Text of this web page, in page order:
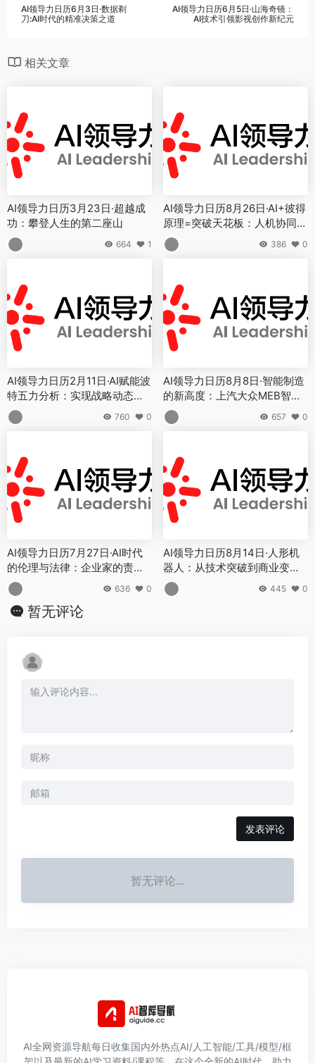
AI领导力日历6月3日·数据剃
刀:AI时代的精准决策之道
AI领导力日历6月5日·山海奇镜：
AI技术引领影视创作新纪元
相关文章
AI领导力日历3月23日·超越成
功：攀登人生的第二座山
664 1
AI领导力日历8月26日·AI+彼得
原理=突破天花板：人机协同的
领导力新范式
386 0
AI领导力日历2月11日·AI赋能波
特五力分析：实现战略动态调
整的新范式
760 0
AI领导力日历8月8日·智能制造
的新高度：上汽大众MEB智能
工厂的战略价值与实践启示
657 0
AI领导力日历7月27日·AI时代
的伦理与法律：企业家的责任
与机遇
636 0
AI领导力日历8月14日·人形机
器人：从技术突破到商业变革
的拐点
445 0
暂无评论
发表评论
暂无评论...
AI全网资源导航每日收集国内外热点AI/人工智能/工具/模型/框